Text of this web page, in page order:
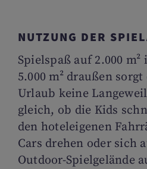
NUTZUNG DER
Spielspaß auf 2.000
5.000 m² draußen
Urlaub keine
gleich, ob die Kids
den hoteleigenen
Cars drehen oder sich
Outdoor-Spielgelände